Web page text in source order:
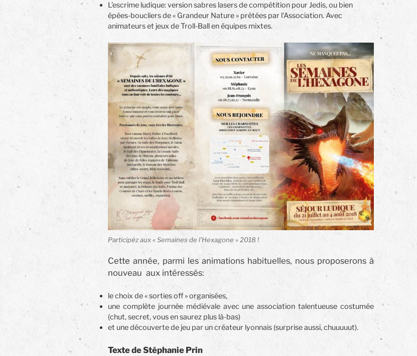
L’escrime ludique: version sabres lasers de compétition pour Jedis, ou bien
épées-boucliers de « Grandeur Nature » prêtées par l’Association. Avec
animateurs et jeux de Troll-Ball en équipes mixtes.
Participez aux « Semaines de l’Hexagone » 2018 !
Cette année, parmi les animations habituelles, nous proposerons à
nouveau aux intéressés:
le choix de « sorties off » organisées,
une complète journée médiévale avec une association talentueuse costumée
(chut, secret, vous en saurez plus là-bas)
et une découverte de jeu par un créateur lyonnais (surprise aussi, chuuuuut).
Texte de Stéphanie Prin